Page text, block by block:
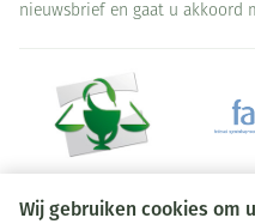
Wij gebruiken cookies om
nieuwsbrief en gaat u akkoord